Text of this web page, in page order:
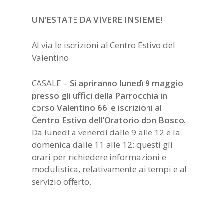
UN’ESTATE DA VIVERE INSIEME!
Al via le iscrizioni al Centro Estivo del
Valentino
CASALE – Si apriranno lunedì 9 maggio
presso gli uffici della Parrocchia in
corso Valentino 66 le iscrizioni al
Centro Estivo dell’Oratorio don Bosco.
Da lunedì a venerdì dalle 9 alle 12 e la
domenica dalle 11 alle 12: questi gli
orari per richiedere informazioni e
modulistica, relativamente ai tempi e al
servizio offerto.